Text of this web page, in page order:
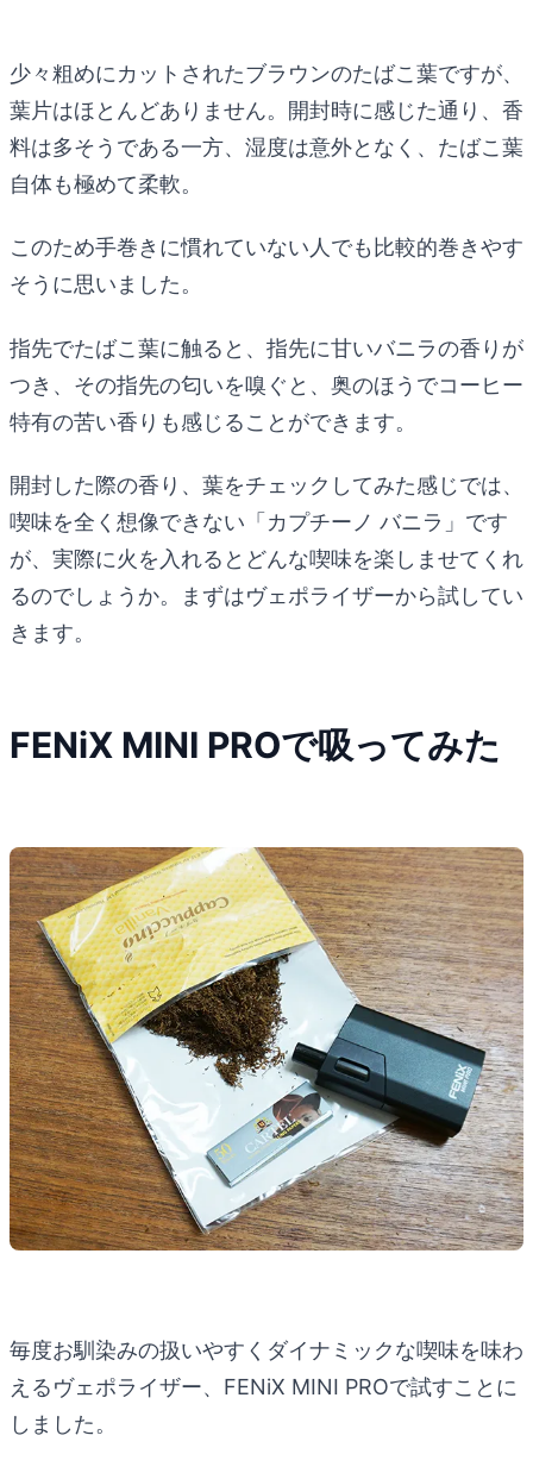
少々粗めにカットされたブラウンのたばこ葉ですが、
葉片はほとんどありません。開封時に感じた通り、香
料は多そうである一方、湿度は意外となく、たばこ葉
自体も極めて柔軟。
このため手巻きに慣れていない人でも比較的巻きやす
そうに思いました。
指先でたばこ葉に触ると、指先に甘いバニラの香りが
つき、その指先の匂いを嗅ぐと、奥のほうでコーヒー
特有の苦い香りも感じることができます。
開封した際の香り、葉をチェックしてみた感じでは、
喫味を全く想像できない「カプチーノ バニラ」です
が、実際に火を入れるとどんな喫味を楽しませてくれ
るのでしょうか。まずはヴェポライザーから試してい
きます。
FENiX MINI PROで吸ってみた
毎度お馴染みの扱いやすくダイナミックな喫味を味わ
えるヴェポライザー、FENiX MINI PROで試すことに
しました。